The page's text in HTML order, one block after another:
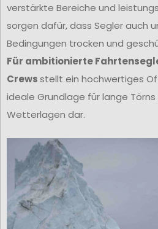
verstärkte Bereiche und
sorgen dafür, dass Segler auch
Bedingungen trocken und
Für ambitionierte
Crewsstellt ein hochwertiges
ideale Grundlage für lange
Wetterlagen dar.